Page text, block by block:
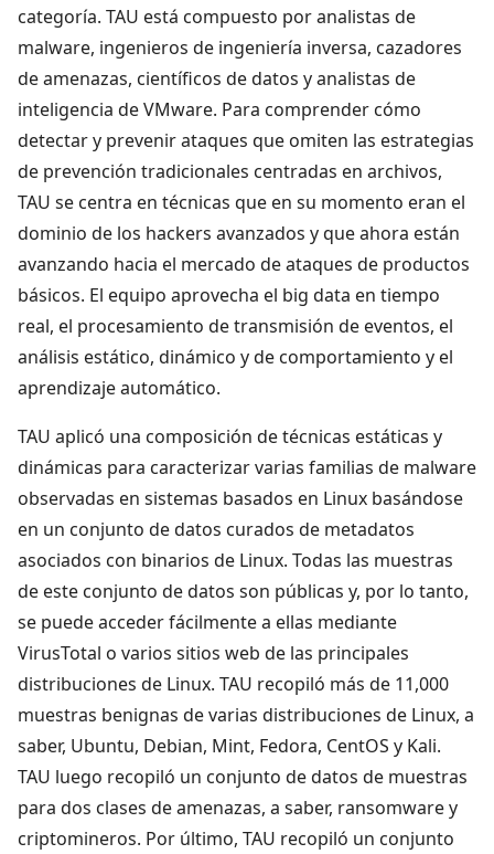
categoría. TAU está compuesto por analistas de
malware, ingenieros de ingeniería inversa, cazadores
de amenazas, científicos de datos y analistas de
inteligencia de VMware. Para comprender cómo
detectar y prevenir ataques que omiten las estrategias
de prevención tradicionales centradas en archivos,
TAU se centra en técnicas que en su momento eran el
dominio de los hackers avanzados y que ahora están
avanzando hacia el mercado de ataques de productos
básicos. El equipo aprovecha el big data en tiempo
real, el procesamiento de transmisión de eventos, el
análisis estático, dinámico y de comportamiento y el
aprendizaje automático.
TAU aplicó una composición de técnicas estáticas y
dinámicas para caracterizar varias familias de malware
observadas en sistemas basados en Linux basándose
en un conjunto de datos curados de metadatos
asociados con binarios de Linux. Todas las muestras
de este conjunto de datos son públicas y, por lo tanto,
se puede acceder fácilmente a ellas mediante
VirusTotal o varios sitios web de las principales
distribuciones de Linux. TAU recopiló más de 11,000
muestras benignas de varias distribuciones de Linux, a
saber, Ubuntu, Debian, Mint, Fedora, CentOS y Kali.
TAU luego recopiló un conjunto de datos de muestras
para dos clases de amenazas, a saber, ransomware y
criptomineros. Por último, TAU recopiló un conjunto